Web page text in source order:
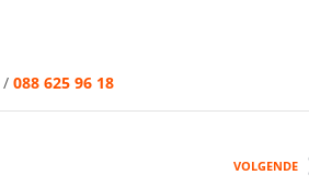
/ 088 625 96 18
VOLGENDE